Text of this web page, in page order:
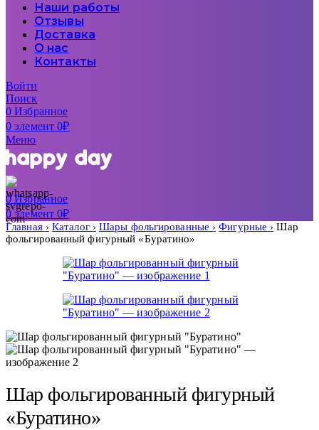
Наши работы
Отзывы
Доставка
О нас
Контакты
Войти
Поиск
0Избранное
0элемент 0₽
Меню
0Избранное
0элемент 0₽
Главная Каталог Шары фольгированные Фигурные
Шар
фольгированный фигурный «Буратино»
Шар фольгированный фигурный
«Буратино»